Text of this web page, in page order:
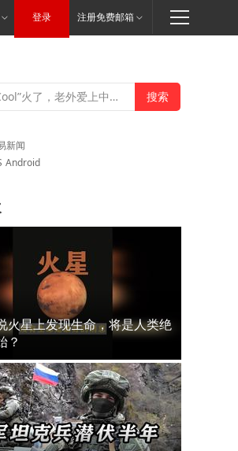
登录 注册免费邮箱
新闻
Android
火星上发现生命，将是人类绝
？